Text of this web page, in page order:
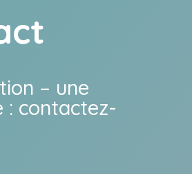
– une
: contactez-